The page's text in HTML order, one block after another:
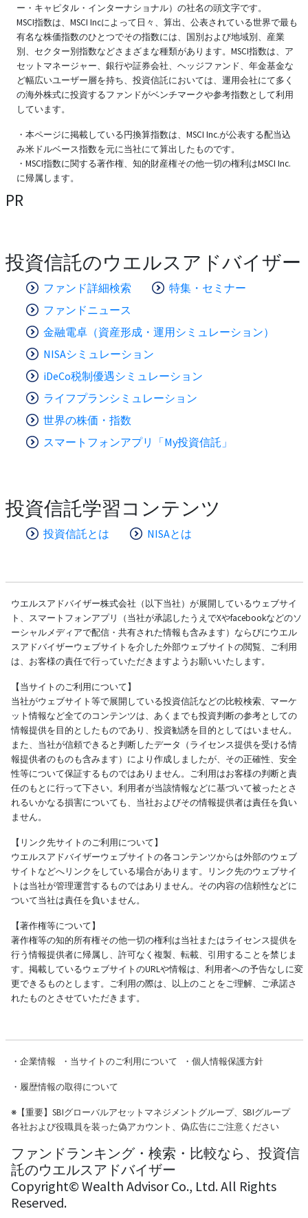
ー・キャピタル・インターナショナル）の社名の頭文字です。
MSCI指数は、MSCI Incによって日々、算出、公表されている世界で最も
有名な株価指数のひとつでその指数には、国別および地域別、産業
別、セクター別指数などさまざまな種類があります。MSCI指数は、ア
セットマネージャー、銀行や証券会社、ヘッジファンド、年金基金な
ど幅広いユーザー層を持ち、投資信託においては、運用会社にて多く
の海外株式に投資するファンドがベンチマークや参考指数として利用
しています。
・本ページに掲載している円換算指数は、MSCI Inc.が公表する配当込
み米ドルベース指数を元に当社にて算出したものです。
・MSCI指数に関する著作権、知的財産権その他一切の権利はMSCI Inc.
に帰属します。
PR
投資信託のウエルスアドバイザー
ファンド詳細検索
特集・セミナー
ファンドニュース
金融電卓（資産形成・運用シミュレーション）
NISAシミュレーション
iDeCo税制優遇シミュレーション
ライフプランシミュレーション
世界の株価・指数
スマートフォンアプリ「My投資信託」
投資信託学習コンテンツ
投資信託とは NISAとは
ウエルスアドバイザー株式会社（以下当社）が展開しているウェブサイ
ト、スマートフォンアプリ（当社が承認したうえでXやfacebookなどのソ
ーシャルメディアで配信・共有された情報も含みます）ならびにウエル
スアドバイザーウェブサイトを介した外部ウェブサイトの閲覧、ご利用
は、お客様の責任で行っていただきますようお願いいたします。
【当サイトのご利用について】
当社がウェブサイト等で展開している投資信託などの比較検索、マーケ
ット情報など全てのコンテンツは、あくまでも投資判断の参考としての
情報提供を目的としたものであり、投資勧誘を目的としてはいません。
また、当社が信頼できると判断したデータ（ライセンス提供を受ける情
報提供者のものも含みます）により作成しましたが、その正確性、安全
性等について保証するものではありません。ご利用はお客様の判断と責
任のもとに行って下さい。利用者が当該情報などに基づいて被ったとさ
れるいかなる損害についても、当社およびその情報提供者は責任を負い
ません。
【リンク先サイトのご利用について】
ウエルスアドバイザーウェブサイトの各コンテンツからは外部のウェブ
サイトなどへリンクをしている場合があります。リンク先のウェブサイ
トは当社が管理運営するものではありません。その内容の信頼性などに
ついて当社は責任を負いません。
【著作権等について】
著作権等の知的所有権その他一切の権利は当社またはライセンス提供を
行う情報提供者に帰属し、許可なく複製、転載、引用することを禁じま
す。掲載しているウェブサイトのURLや情報は、利用者への予告なしに変
更できるものとします。ご利用の際は、以上のことをご理解、ご承諾さ
れたものとさせていただきます。
・ 企業情報 ・ 当サイトのご利用について ・ 個人情報保護方針
・ 履歴情報の取得について
※【重要】SBIグローバルアセットマネジメントグループ、SBIグループ
各社および役職員を装った偽アカウント、偽広告にご注意ください
ファンドランキング・検索・比較なら、投資信
託のウエルスアドバイザー
Copyright© Wealth Advisor Co., Ltd. All Rights
Reserved.